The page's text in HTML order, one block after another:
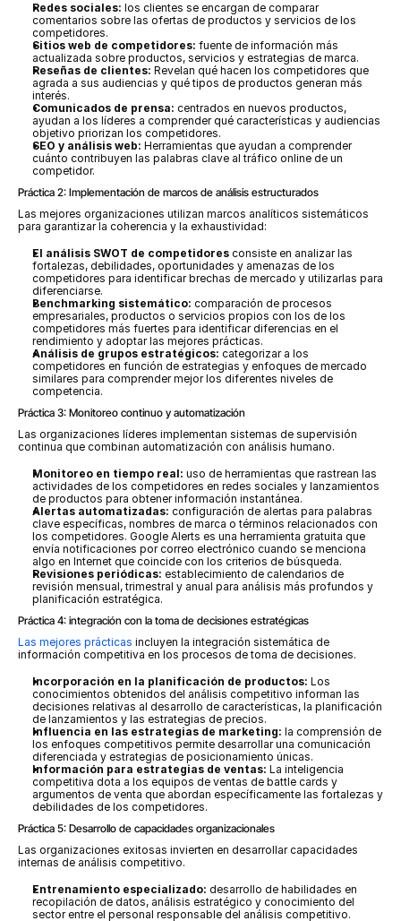
Redes sociales: los clientes se encargan de comparar
comentarios sobre las ofertas de productos y servicios de los
competidores.
Sitios web de competidores: fuente de información más
actualizada sobre productos, servicios y estrategias de marca.
Reseñas de clientes: Revelan qué hacen los competidores que
agrada a sus audiencias y qué tipos de productos generan más
interés.
Comunicados de prensa: centrados en nuevos productos,
ayudan a los líderes a comprender qué características y audiencias
objetivo priorizan los competidores.
SEO y análisis web: Herramientas que ayudan a comprender
cuánto contribuyen las palabras clave al tráfico online de un
competidor.
Práctica 2: Implementación de marcos de análisis estructurados
Las mejores organizaciones utilizan marcos analíticos sistemáticos
para garantizar la coherencia y la exhaustividad:
El análisis SWOT de competidores consiste en analizar las
fortalezas, debilidades, oportunidades y amenazas de los
competidores para identificar brechas de mercado y utilizarlas para
diferenciarse.
Benchmarking sistemático: comparación de procesos
empresariales, productos o servicios propios con los de los
competidores más fuertes para identificar diferencias en el
rendimiento y adoptar las mejores prácticas.
Análisis de grupos estratégicos: categorizar a los
competidores en función de estrategias y enfoques de mercado
similares para comprender mejor los diferentes niveles de
competencia.
Práctica 3: Monitoreo continuo y automatización
Las organizaciones líderes implementan sistemas de supervisión
continua que combinan automatización con análisis humano.
Monitoreo en tiempo real: uso de herramientas que rastrean las
actividades de los competidores en redes sociales y lanzamientos
de productos para obtener información instantánea.
Alertas automatizadas: configuración de alertas para palabras
clave específicas, nombres de marca o términos relacionados con
los competidores. Google Alerts es una herramienta gratuita que
envía notificaciones por correo electrónico cuando se menciona
algo en Internet que coincide con los criterios de búsqueda.
Revisiones periódicas: establecimiento de calendarios de
revisión mensual, trimestral y anual para análisis más profundos y
planificación estratégica.
Práctica 4: integración con la toma de decisiones estratégicas
Las mejores prácticas incluyen la integración sistemática de
información competitiva en los procesos de toma de decisiones.
Incorporación en la planificación de productos: Los
conocimientos obtenidos del análisis competitivo informan las
decisiones relativas al desarrollo de características, la planificación
de lanzamientos y las estrategias de precios.
Influencia en las estrategias de marketing: la comprensión de
los enfoques competitivos permite desarrollar una comunicación
diferenciada y estrategias de posicionamiento únicas.
Información para estrategias de ventas: La inteligencia
competitiva dota a los equipos de ventas de battle cards y
argumentos de venta que abordan específicamente las fortalezas y
debilidades de los competidores.
Práctica 5: Desarrollo de capacidades organizacionales
Las organizaciones exitosas invierten en desarrollar capacidades
internas de análisis competitivo.
Entrenamiento especializado: desarrollo de habilidades en
recopilación de datos, análisis estratégico y conocimiento del
sector entre el personal responsable del análisis competitivo.